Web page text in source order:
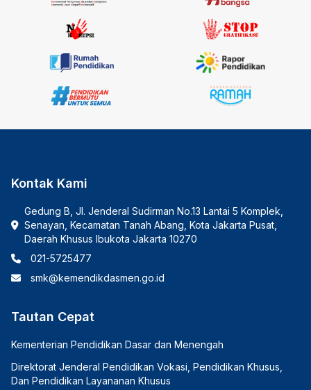
Kontak Kami
Gedung B, Jl. Jenderal Sudirman No.13 Lantai 5 Komplek,
Senayan, Kecamatan Tanah Abang, Kota Jakarta Pusat,
Daerah Khusus Ibukota Jakarta 10270
021-5725477
smk@kemendikdasmen.go.id
Tautan Cepat
Kementerian Pendidikan Dasar dan Menengah
Direktorat Jenderal Pendidikan Vokasi, Pendidikan Khusus,
Dan Pendidikan Layananan Khusus